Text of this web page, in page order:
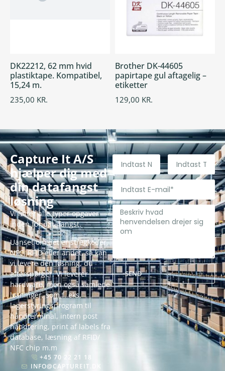
DK22212, 62 mm hvid
plastiktape. Kompatibel,
15,24 m.
235,00 KR.
Brother DK-44605
papirtape gul aftagelig –
etiketter
129,00 KR.
Capture It A/S
hjælper dig med
din datafangst
løsning
Vi løfter alle typer opgaver
inden for datafangst.
Uanset om det er stregkoder,
NFC, RFID eller andet, så kan
vi levere den løsning, du
efterspørger. Vi leverer
hardware, men også samlede
løsninger, som f. eks.
lagerstyringsprogram til
håndterminal, intern post
håndtering, print af labels fra
database, læsning af RFID/
NFC chip m.m
+45 70 22 21 18
INFO@CAPTUREIT.DK
SEND
Alternative: